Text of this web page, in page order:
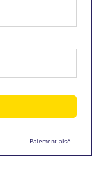
Paiement aisé